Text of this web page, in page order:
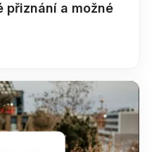
přiznání a možné